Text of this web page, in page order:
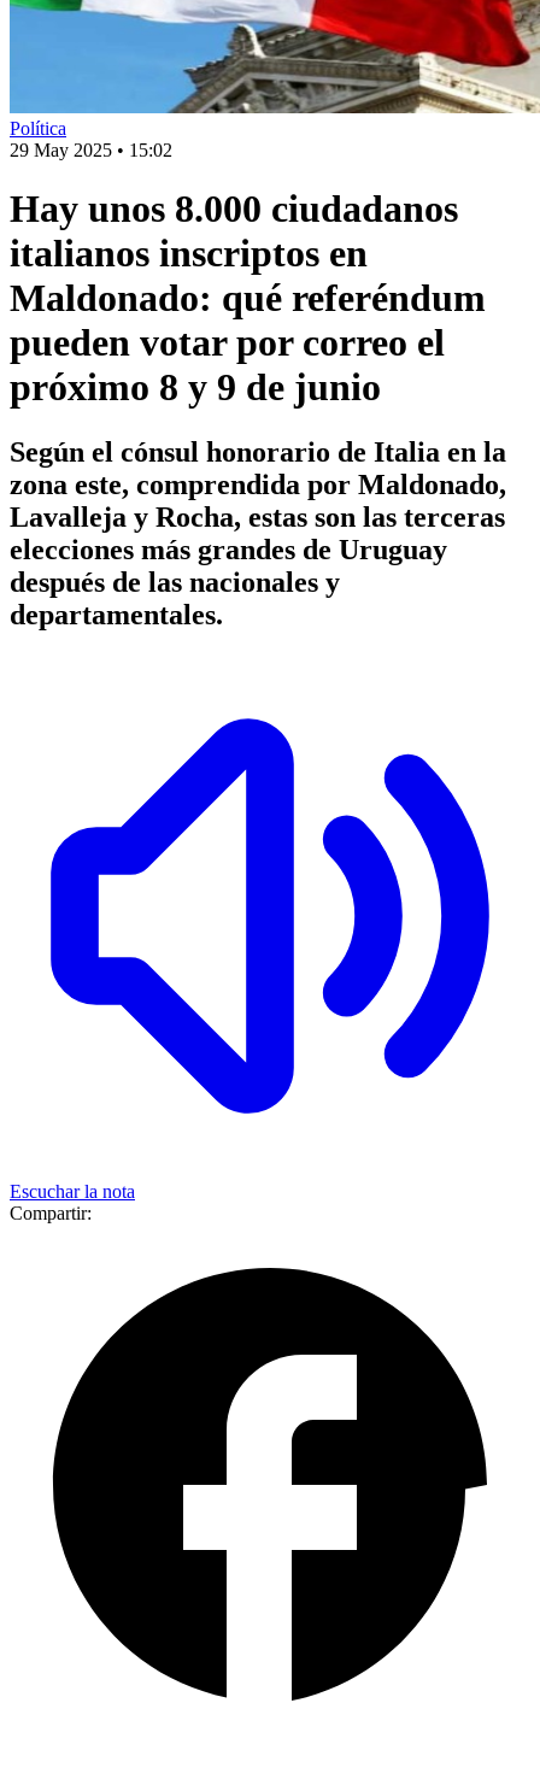
Política
29 May 2025 • 15:02
Hay unos 8.000 ciudadanos
italianos inscriptos en
Maldonado: qué referéndum
pueden votar por correo el
próximo 8 y 9 de junio
Según el cónsul honorario de Italia en la
zona este, comprendida por Maldonado,
Lavalleja y Rocha, estas son las terceras
elecciones más grandes de Uruguay
después de las nacionales y
departamentales.
Escuchar la nota
Compartir: